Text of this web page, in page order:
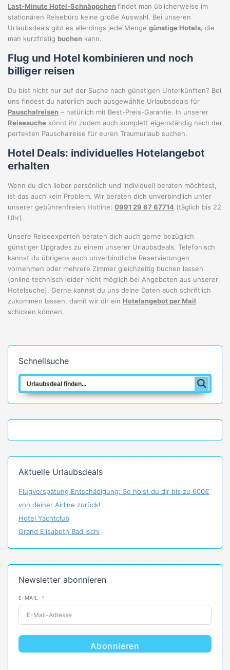
Last-Minute Hotel-Schnäppchenfindet man üblicherweise im
stationären Reisebüro keine große Auswahl. Bei unseren
Urlaubsdeals gibt es allerdings jede Menge günstige Hotels , die
man kurzfristig buchen kann.
Flug und Hotel kombinieren und noch
billiger reisen
Du bist nicht nur auf der Suche nach günstigen Unterkünften? Bei
uns findest du natürlich auch ausgewählte Urlaubsdeals für
Pauschalreisen – natürlich mit Best-Preis-Garantie. In unserer
Reisesuche könnt ihr zudem auch komplett eigenständig nach der
perfekten Pauschalreise für euren Traumurlaub suchen.
Hotel Deals: individuelles Hotelangebot
erhalten
Wenn du dich lieber persönlich und individuell beraten möchtest,
ist das auch kein Problem. Wir beraten dich unverbindlich unter
unserer gebührenfreien Hotline: 0991 29 67 67714 (täglich bis 22
Uhr).
Unsere Reiseexperten beraten dich auch gerne bezüglich
günstiger Upgrades zu einem unserer Urlaubsdeals. Telefonisch
kannst du übrigens auch unverbindliche Reservierungen
vornehmen oder mehrere Zimmer gleichzeitig buchen lassen
(online technisch leider nicht möglich bei Angeboten aus unserer
Hotelsuche). Gerne kannst du uns deine Daten auch schriftlich
zukommen lassen, damit wir dir ein Hotelangebot per Mail
schicken können.
Schnellsuche
Aktuelle Urlaubsdeals
Flugverspätung Entschädigung: So holst du dir bis zu 600€
von deiner Airline zurück!
Hotel Yachtclub
Grand Elisabeth Bad Ischl
Newsletter abonnieren
E-MAIL
Abonnieren